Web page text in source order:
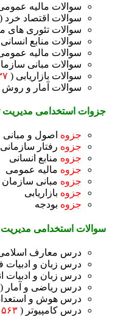
سوالات مالیه
سوالات اقتصاد خرد (
سوالات تئوری های
سوالات منابع
سوالات مالیه
سوالات مبانی
سوالات بازاریابی (
سوالات آمار و روش
جزوات استخدامی
جزوه اصول و
جزوه رفتار سازمانی
جزوه منابع انسانی
جزوه مالیه عمومی
جزوه مبانی
جزوه بازاریابی
جزوه بودجه
سوالات استخدامی
درس معارف
درس زبان و ادبیات
درس زبان و ادبیات
درس ریاضی و آمار (
درس هوش و
درس کامپیوتر ( ۵۶۳